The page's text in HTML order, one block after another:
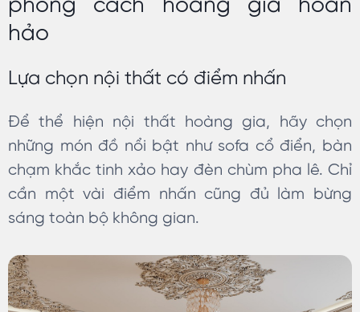
phong cách hoàng gia hoàn
hảo
Lựa chọn nội thất có điểm nhấn
Để thể hiện nội thất hoàng gia, hãy chọn
những món đồ nổi bật như sofa cổ điển, bàn
chạm khắc tinh xảo hay đèn chùm pha lê. Chỉ
cần một vài điểm nhấn cũng đủ làm bừng
sáng toàn bộ không gian.